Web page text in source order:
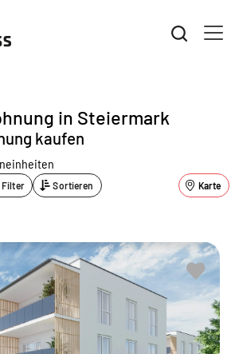
in Steiermark
kaufen
Filter Sortieren Karte